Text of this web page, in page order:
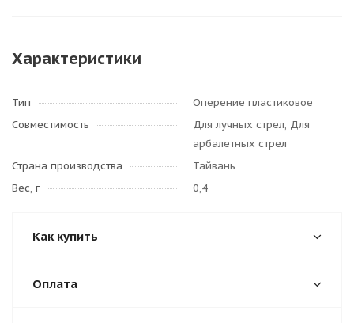
Характеристики
Тип
Оперение пластиковое
Совместимость
Для лучных стрел, Для
арбалетных стрел
Страна производства
Тайвань
Вес, г
0,4
Как купить
Оплата